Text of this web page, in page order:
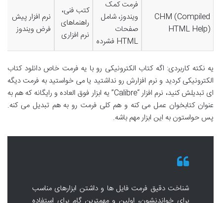
CHM (Compiled
HTML Help)
فرمت کمک
ویندوز، شامل
صفحات
HTML فشرده
کتب فنی،
راهنماهای
نرم افزاری
نرم افزار پیش
فرض ویندوز
یه نکته کاربردی: اگه کتاب الکترونیکی رو با یه فرمت خاص دانلود کتاب
الکترونیکی کردید و نرم افزارش رو نداشتید یا می خواستید به فرمت دیگه
ای تبدیلش کنید، نرم افزار “Calibre” یه ابزار فوق العاده و رایگانه که هم به
عنوان کتابخوان عمل می کنه و هم کلی فرمت رو به هم تبدیل می کنه.
پس حواستون به این ابزار مهم باشه.
شناخت دقیق فرمت فایل ها و داشتن ابزارهای مناسب